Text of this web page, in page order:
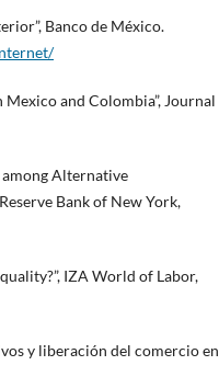
Banco de México.
and Colombia”, Journal
among Alternative
Bank of New York,
IZA World of Labor,
y liberación del comercio en